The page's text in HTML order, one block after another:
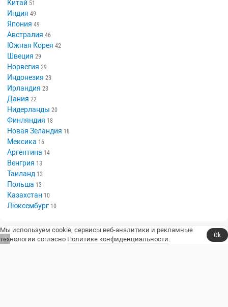
Китай 51
Индия 49
Япония 49
Австралия 46
Южная Корея 42
Швеция 29
Норвегия 29
Индонезия 23
Ирландия 23
Дания 22
Нидерланды 20
Финляндия 18
Новая Зеландия 18
Мексика 16
Аргентина 14
Венгрия 13
Таиланд 13
Польша 13
Казахстан 10
Люксембург 10
Сериалы, юмор и стендап.
Мы используем cookie, сервисы веб-аналитики и рекламные
технологии согласно Политике конфиденциальности.
Ok
6